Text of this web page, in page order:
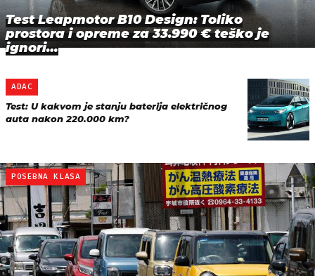
Test Leapmotor B10 Design: Toliko
prostora i opreme za 33.990 € teško je
ignori…
ADAC
Test: U kakvom je stanju baterija električnog
auta nakon 220.000 km?
POSEBNA KLASA